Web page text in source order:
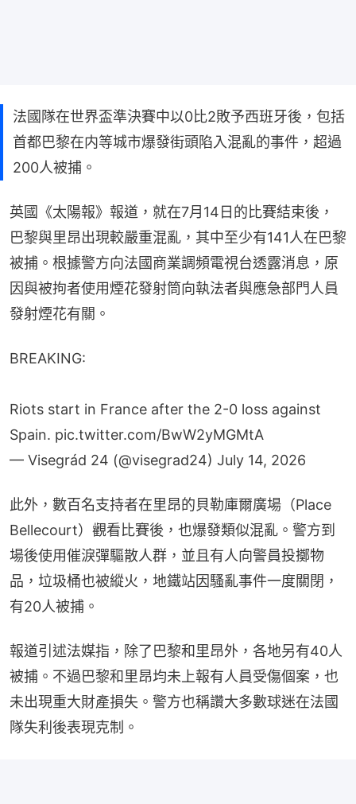
法國隊在世界盃準決賽中以0比2敗予西班牙後，包括
首都巴黎在内等城市爆發街頭陷入混亂的事件，超過
200人被捕。
英國《太陽報》報道，就在7月14日的比賽結束後，
巴黎與里昂出現較嚴重混亂，其中至少有141人在巴黎
被捕。根據警方向法國商業調頻電視台透露消息，原
因與被拘者使用煙花發射筒向執法者與應急部門人員
發射煙花有關。
BREAKING:
Riots start in France after the 2-0 loss against
Spain. pic.twitter.com/BwW2yMGMtA
— Visegrád 24 (@visegrad24) July 14, 2026
此外，數百名支持者在里昂的貝勒庫爾廣場（Place
Bellecourt）觀看比賽後，也爆發類似混亂。警方到
場後使用催淚彈驅散人群，並且有人向警員投擲物
品，垃圾桶也被縱火，地鐵站因騷亂事件一度關閉，
有20人被捕。
報道引述法媒指，除了巴黎和里昂外，各地另有40人
被捕。不過巴黎和里昂均未上報有人員受傷個案，也
未出現重大財產損失。警方也稱讚大多數球迷在法國
隊失利後表現克制。